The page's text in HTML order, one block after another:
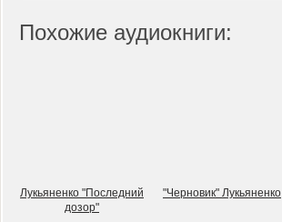
Похожие аудиокниги:
Лукьяненко "Последний
дозор"
"Черновик" Лукьяненко